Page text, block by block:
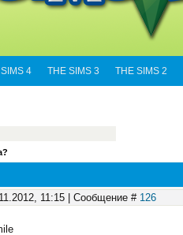
4 THE SIMS 3 THE SIMS 2
11:15 | Сообщение # 126